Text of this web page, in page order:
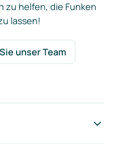
zu helfen, die Funken
lassen!
unser Team